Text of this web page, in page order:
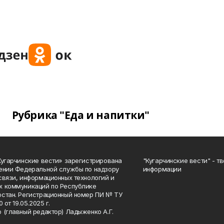
Рубрика "Еда и напитки"
вести» зарегистрирована
Федеральной службы по надзору
информационных технологий и
коммуникаций по Республике
Регистрационный номер ПИ № ТУ
от 19.05.2025 г.
(главный редактор) Ладыженко А.Г.
"Кугарчинские вести" -
информации